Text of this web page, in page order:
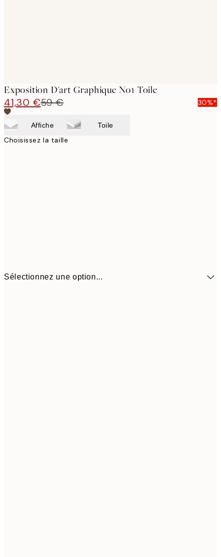
Exposition D'art Graphique No1 Toile
41,30 €59 € 30%*
Affiche Toile
Choisissez la taille
Sélectionnez une option...